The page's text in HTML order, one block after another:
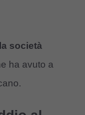
società
ha avuto a